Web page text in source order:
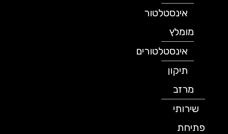
אינסטלטור
מומלץ
אינסטלטורים
תיקון
מרזב
שירותי
פתיחת